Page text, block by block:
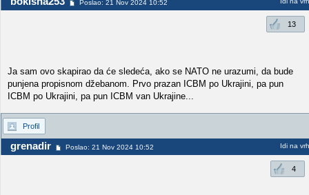
Poslao: 21 Nov 2024 10:52
13
Ja sam ovo skapirao da će sledeća, ako se NATO ne urazumi, da bude
punjena propisnom džebanom. Prvo prazan ICBM po Ukrajini, pa pun
ICBM po Ukrajini, pa pun ICBM van Ukrajine...
Profil
grenadir Poslao: 21 Nov 2024 10:52 Idi na vrh
4